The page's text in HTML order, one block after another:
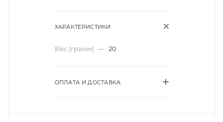
ХАРАКТЕРИСТИКИ
Вес (грамм) — 20
ОПЛАТА И ДОСТАВКА